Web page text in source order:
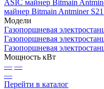
ASIC майнер Bitmain
майнер Bitmain Antminer
Модели
Газопоршневая
Газопоршневая
Газопоршневая
Мощность кВт
— —
—
Перейти в каталог